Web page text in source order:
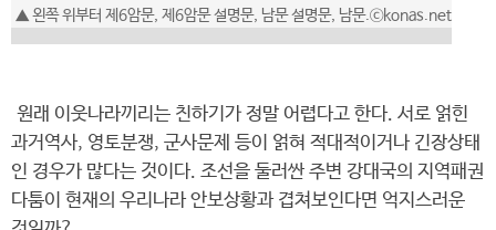
▲ 왼쪽 위부터 제6암문, 제6암문 설명문, 남문 설명문, 남문.ⓒkonas.net
원래 이웃나라끼리는 친하기가 정말 어렵다고 한다. 서로 얽힌
과거역사, 영토분쟁, 군사문제 등이 얽혀 적대적이거나 긴장상태
인 경우가 많다는 것이다. 조선을 둘러싼 주변 강대국의 지역패권
다툼이 현재의 우리나라 안보상황과 겹쳐보인다면 억지스러운